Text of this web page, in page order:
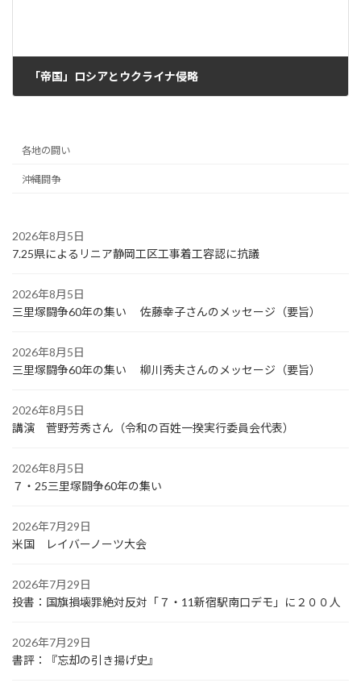
「帝国」ロシアとウクライナ侵略
各地の闘い
沖縄闘争
2026年8月5日
7.25県によるリニア静岡工区工事着工容認に抗議
2026年8月5日
三里塚闘争60年の集い 佐藤幸子さんのメッセージ（要旨）
2026年8月5日
三里塚闘争60年の集い 柳川秀夫さんのメッセージ（要旨）
2026年8月5日
講演 菅野芳秀さん（令和の百姓一揆実行委員会代表）
2026年8月5日
７・25三里塚闘争60年の集い
2026年7月29日
米国 レイバーノーツ大会
2026年7月29日
投書：国旗損壊罪絶対反対「７・11新宿駅南口デモ」に２００人
2026年7月29日
書評：『忘却の引き揚げ史』